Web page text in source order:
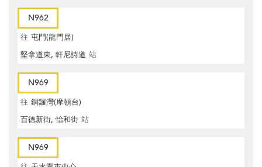
N962
往 屯門(龍門居)
堅拿道東, 軒尼詩道 站
N969
往 銅鑼灣(摩頓台)
百德新街, 怡和街 站
N969